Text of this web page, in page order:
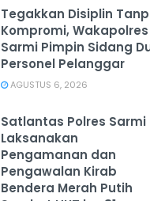
Tegakkan Disiplin
Kompromi, Wakapolres
Sarmi Pimpin Sidang
Personel Pelanggar
AGUSTUS 6, 2026
Satlantas Polres Sarmi
Laksanakan
Pengamanan dan
Pengawalan Kirab
Bendera Merah Putih